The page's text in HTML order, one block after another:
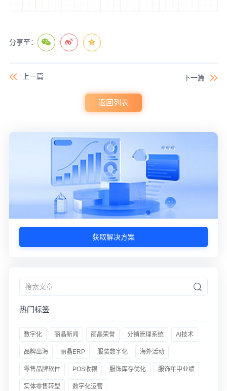
分享至：
上一篇 下一篇
返回列表
获取解决方案
热门标签
数字化 丽晶新闻 丽晶荣誉 分销管理系统 AI技术
品牌出海 丽晶ERP 服装数字化 海外活动
零售品牌软件 POS收银 服饰库存优化 服饰年中业绩
实体零售转型 数字化运营